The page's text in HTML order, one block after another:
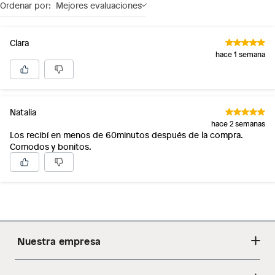
para ti. Ven a descubrir la colección de zapatos para
mujer de Saga Falabella y encuentra el par perfecto
Ordenar por: Mejores evaluaciones
Clara
hace 1 semana
Natalia
hace 2 semanas
Los recibí en menos de 60minutos después de la compra.
Comodos y bonitos.
Nuestra empresa